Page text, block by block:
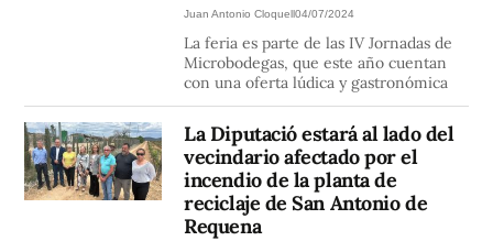
Juan Antonio Cloquell04/07/2024
La feria es parte de las IV Jornadas de
Microbodegas, que este año cuentan
con una oferta lúdica y gastronómica
La Diputació estará al lado del
vecindario afectado por el
incendio de la planta de
reciclaje de San Antonio de
Requena